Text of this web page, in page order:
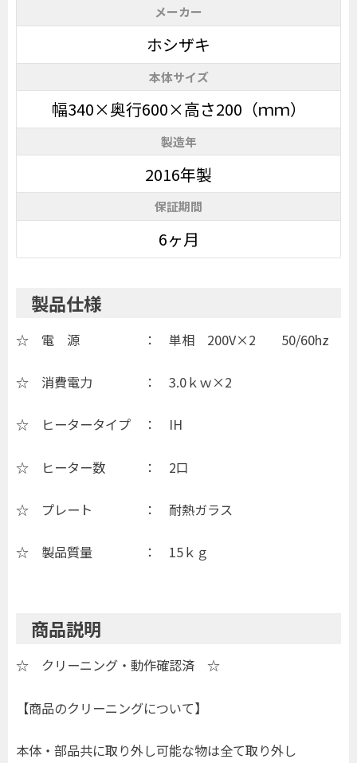
メーカー
ホシザキ
本体サイズ
幅340×奥行600×高さ200（ｍｍ）
製造年
2016年製
保証期間
6ヶ月
製品仕様
☆ 電 源 ： 単相 200V×2 50/60hz
☆ 消費電力 ： 3.0ｋｗ×2
☆ ヒータータイプ ： IH
☆ ヒーター数 ： 2口
☆ プレート ： 耐熱ガラス
☆ 製品質量 ： 15ｋｇ
商品説明
☆ クリーニング・動作確認済 ☆
【商品のクリーニングについて】
本体・部品共に取り外し可能な物は全て取り外し